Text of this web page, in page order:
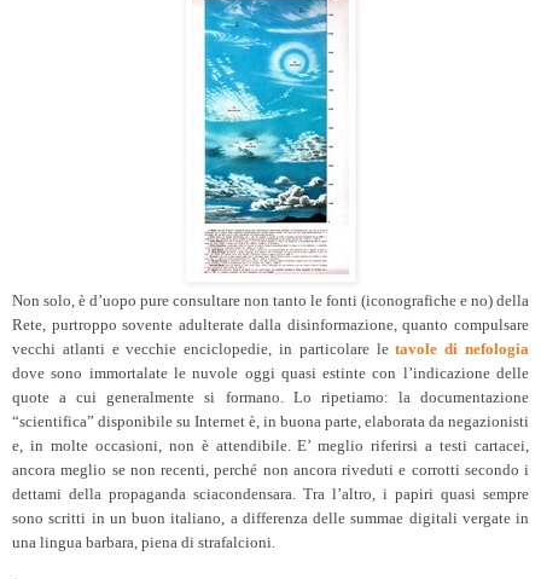
Non solo, è d’uopo pure consultare non tanto le fonti (iconografiche e no) della
Rete, purtroppo sovente adulterate dalla disinformazione, quanto compulsare
vecchi atlanti e vecchie enciclopedie, in particolare letavole di nefologia
dove sono immortalate le nuvole oggi quasi estinte con l’indicazione delle
quote a cui generalmente si formano. Lo ripetiamo: la documentazione
“scientifica” disponibile su Internet è, in buona parte, elaborata da negazionisti
e, in molte occasioni, non è attendibile. E’ meglio riferirsi a testi cartacei,
ancora meglio se non recenti, perché non ancora riveduti e corrotti secondo i
dettami della propaganda sciacondensara. Tra l’altro, i papiri quasi sempre
sono scritti in un buon italiano, a differenza delle summae digitali vergate in
una lingua barbara, piena di strafalcioni.